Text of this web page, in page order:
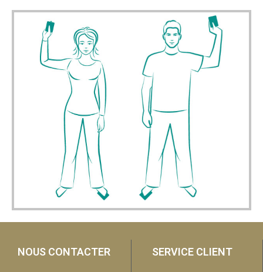
NOUS CONTACTER SERVICE CLIENT